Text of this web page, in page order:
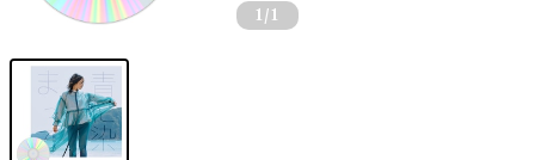
1 /1